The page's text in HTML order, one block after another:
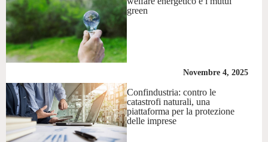
green
Novembre 4, 2025
Confindustria: contro le
catastrofi naturali, una
piattaforma per la protezione
delle imprese